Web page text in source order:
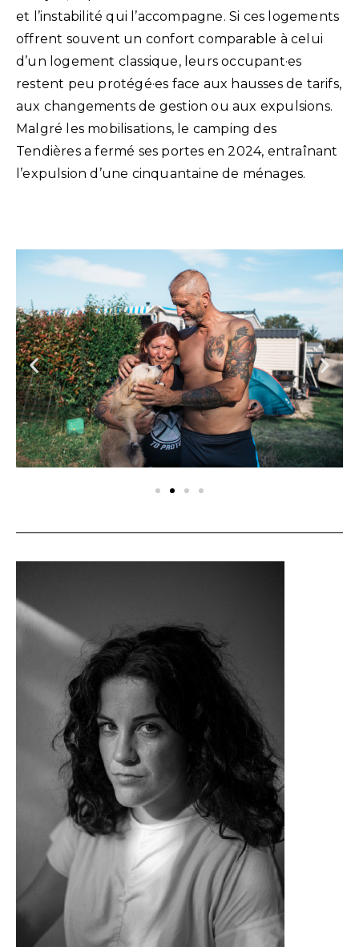
et l’instabilité qui l’accompagne. Si ces logements
offrent souvent un confort comparable à celui
d’un logement classique, leurs occupant·es
restent peu protégé·es face aux hausses de tarifs,
aux changements de gestion ou aux expulsions.
Malgré les mobilisations, le camping des
Tendières a fermé ses portes en 2024, entraînant
l’expulsion d’une cinquantaine de ménages.